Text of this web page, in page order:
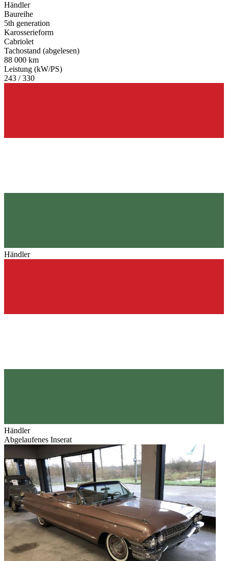
Händler
Baureihe
5th generation
Karosserieform
Cabriolet
Tachostand (abgelesen)
88 000 km
Leistung (kW/PS)
243 / 330
Händler
Händler
Abgelaufenes Inserat